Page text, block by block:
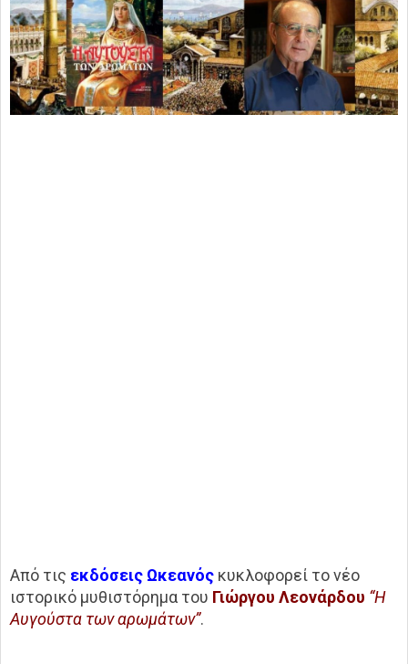
Από τις εκδόσεις Ωκεανός κυκλοφορεί το νέο
ιστορικό μυθιστόρημα του Γιώργου Λεονάρδου “Η
Αυγούστα των αρωμάτων”.